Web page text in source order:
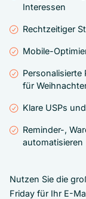
Interessen
Rechtzeitiger
Mobile-
für
Klare USPs
Reminder-,
automatisieren
Nutzen Sie die
Friday für Ihr E-